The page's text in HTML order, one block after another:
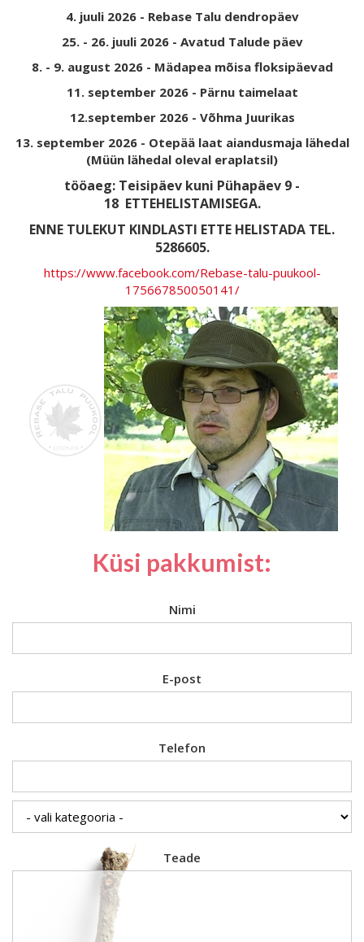
4. juuli 2026 - Rebase Talu dendropäev
25. - 26. juuli 2026 - Avatud Talude päev
8. - 9. august 2026 - Mädapea mõisa floksipäevad
11. september 2026 - Pärnu taimelaat
12.september 2026 - Võhma Juurikas
13. september 2026 - Otepää laat aiandusmaja lähedal
(Müün lähedal oleval eraplatsil)
tööaeg: Teisipäev kuni Pühapäev 9 -
18 ETTEHELISTAMISEGA.
ENNE TULEKUT KINDLASTI ETTE HELISTADA TEL.
5286605.
https://www.facebook.com/Rebase-talu-puukool-
175667850050141/
Küsi pakkumist:
Nimi
E-post
Telefon
Teade